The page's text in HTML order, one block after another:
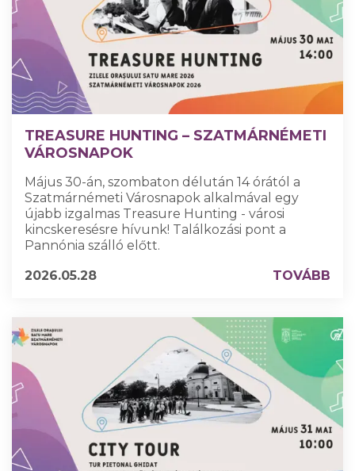
TREASURE HUNTING – SZATMÁRNÉMETI
VÁROSNAPOK
Május 30-án, szombaton délután 14 órától a
Szatmárnémeti Városnapok alkalmával egy
újabb izgalmas Treasure Hunting - városi
kincskeresésre hívunk! Találkozási pont a
Pannónia szálló előtt.
2026.05.28
TOVÁBB